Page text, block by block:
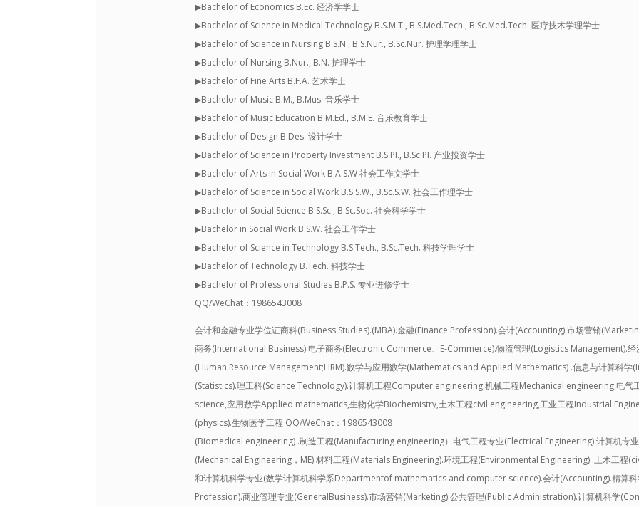
▶Bachelor of Economics B.Ec. 经济学学士
▶Bachelor of Science in Medical Technology B.S.M.T., B.S.Med.Tech., B.Sc.Med.Tech. 医疗技术学理学士
▶Bachelor of Science in Nursing B.S.N., B.S.Nur., B.Sc.Nur. 护理学理学士
▶Bachelor of Nursing B.Nur., B.N. 护理学士
▶Bachelor of Fine Arts B.F.A. 艺术学士
▶Bachelor of Music B.M., B.Mus. 音乐学士
▶Bachelor of Music Education B.M.Ed., B.M.E. 音乐教育学士
▶Bachelor of Design B.Des. 设计学士
▶Bachelor of Science in Property Investment B.S.PI., B.Sc.PI. 产业投资学士
▶Bachelor of Arts in Social Work B.A.S.W 社会工作文学士
▶Bachelor of Science in Social Work B.S.S.W., B.Sc.S.W. 社会工作理学士
▶Bachelor of Social Science B.S.Sc., B.Sc.Soc. 社会科学学士
▶Bachelor in Social Work B.S.W. 社会工作学士
▶Bachelor of Science in Technology B.S.Tech., B.Sc.Tech. 科技学理学士
▶Bachelor of Technology B.Tech. 科技学士
▶Bachelor of Professional Studies B.P.S. 专业进修学士
QQ/WeChat：1986543008
会计和金融专业学位证商科(Business Studies).(MBA).金融(Finance Profession).会计(Accounting).市场营销
商务(International Business).电子商务(Electronic Commerce、E-Commerce).物流管理(Logistics Management).
(Human Resource Management;HRM).数学与应用数学(Mathematics and Applied Mathematics) .信息与计算科
(Statistics).理工科(Science Technology).计算机工程Computer engineering,机械工程Mechanical engineering,电
science,应用数学Applied mathematics,生物化学Biochemistry,土木工程civil engineering,工业工程Industrial
(physics).生物医学工程 QQ/WeChat：1986543008
(Biomedical engineering) .制造工程(Manufacturing engineering）电气工程专业(Electrical Engineering).计算机专
(Mechanical Engineering，ME).材料工程(Materials Engineering).环境工程(Environmental Engineering) .土木工程
和计算机科学专业(数学计算机科学系Departmentof mathematics and computer science).会计(Accounting).精算
Profession).商业管理专业(GeneralBusiness).市场营销(Marketing).公共管理(Public Administration).计算机科学